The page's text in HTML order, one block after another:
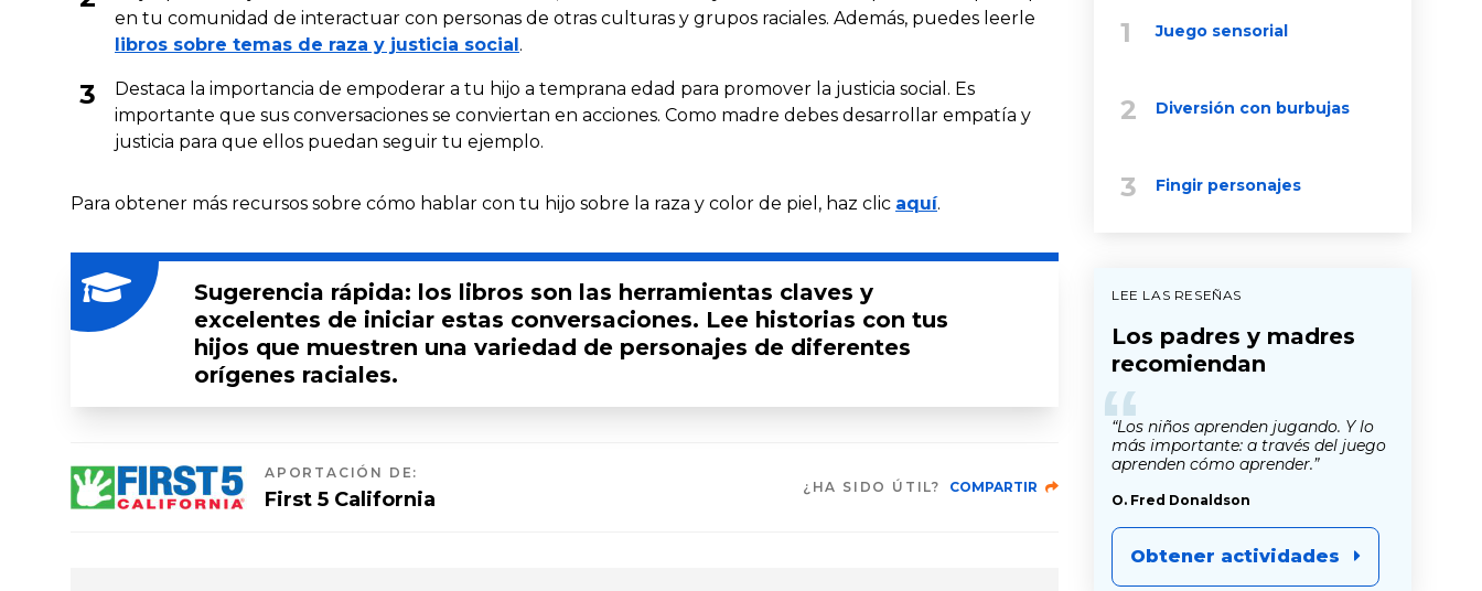
en tu comunidad de interactuar con personas de otras culturas y grupos raciales. Además, puedes leerle
libros sobre temas de raza y justicia social .
Destaca la importancia de empoderar a tu hijo a temprana edad para promover la justicia social. Es
importante que sus conversaciones se conviertan en acciones. Como madre debes desarrollar empatía y
justicia para que ellos puedan seguir tu ejemplo.
Para obtener más recursos sobre cómo hablar con tu hijo sobre la raza y color de piel, haz clic aquí.
Sugerencia rápida: los libros son las herramientas claves y
excelentes de iniciar estas conversaciones. Lee historias con tus
hijos que muestren una variedad de personajes de diferentes
orígenes raciales.
APORTACIÓN DE:
First 5 California
¿HA SIDO ÚTIL? COMPARTIR
Juego sensorial
Diversión con burbujas
Fingir personajes
LEE LAS RESEÑAS
Los padres y madres
recomiendan
“
“Los niños aprenden jugando. Y lo
más importante: a través del juego
aprenden cómo aprender.”
O. Fred Donaldson
Obtener actividades